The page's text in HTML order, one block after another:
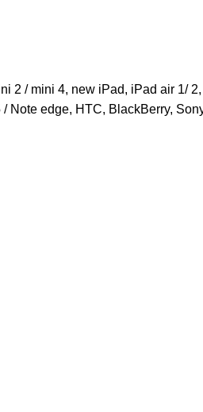
2 / mini 4, new iPad, iPad air 1/
Note edge, HTC, BlackBerry,